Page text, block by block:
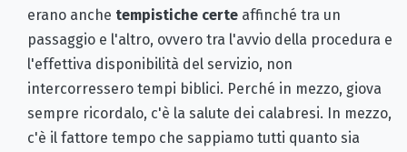
erano anche tempistiche certe affinché tra un
passaggio e l'altro, ovvero tra l'avvio della procedura e
l'effettiva disponibilità del servizio, non
intercorressero tempi biblici. Perché in mezzo, giova
sempre ricordalo, c'è la salute dei calabresi. In mezzo,
c'è il fattore tempo che sappiamo tutti quanto sia